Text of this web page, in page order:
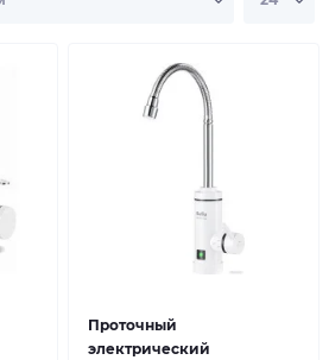
Проточный
электрический